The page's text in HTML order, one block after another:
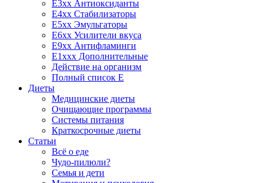
E3xx Антиоксиданты
E4xx Стабилизаторы
E5xx Эмульгаторы
E6xx Усилители вкуса
E9xx Антифламинги
E1xxx Дополнительные
Действие на организм
Полный список E
Диеты
Медицинские диеты
Очищающие программы
Системы питания
Краткосрочные диеты
Статьи
Всё о еде
Чудо-пилюли?
Семья и дети